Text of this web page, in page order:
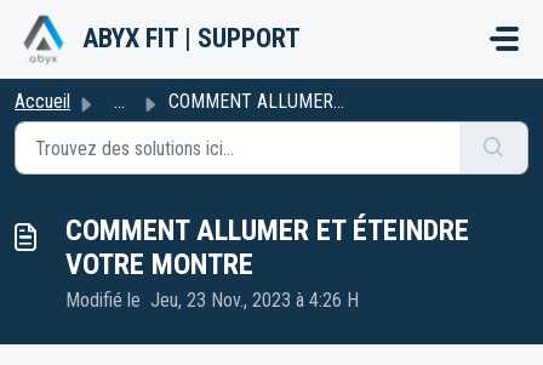
Passer au contenu principal
ABYX FIT | SUPPORT
Accueil ... COMMENT ALLUMER ET ÉTEINDRE VOTRE MONTRE
COMMENT ALLUMER ET ÉTEINDRE
VOTRE MONTRE
Modifié le Jeu, 23 Nov., 2023 à 4:26 H